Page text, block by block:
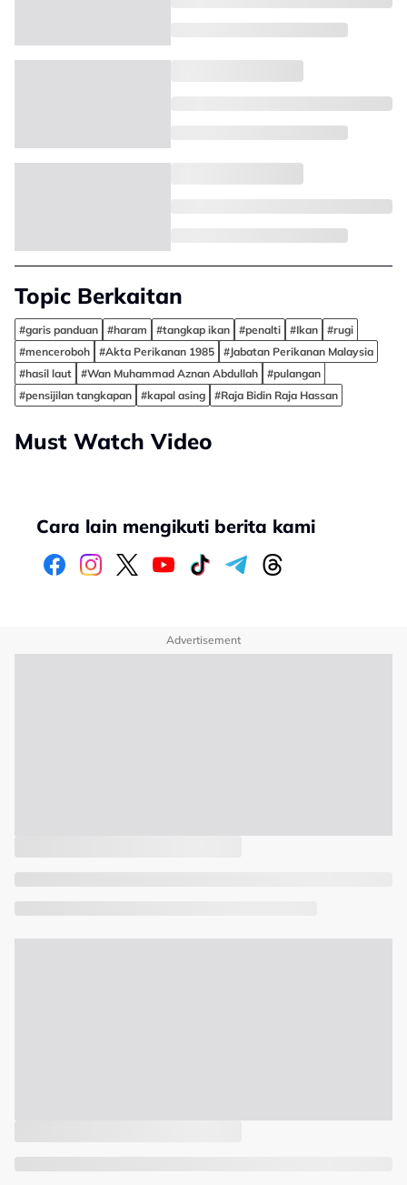
Topic Berkaitan
#garis panduan #haram #tangkap ikan #penalti #Ikan
#rugi
#menceroboh
#Akta Perikanan 1985
#Jabatan Perikanan Malaysia
#hasil laut
#Wan Muhammad Aznan Abdullah
#pulangan
#pensijilan tangkapan
#kapal asing #Raja Bidin Raja Hassan
Must Watch Video
Cara lain mengikuti berita kami
Advertisement